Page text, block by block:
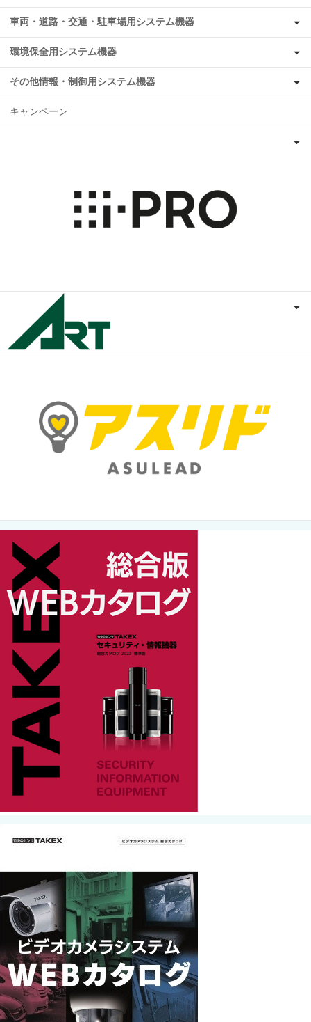
車両・道路・交通・駐車場用システム機器
環境保全用システム機器
その他情報・制御用システム機器
キャンペーン